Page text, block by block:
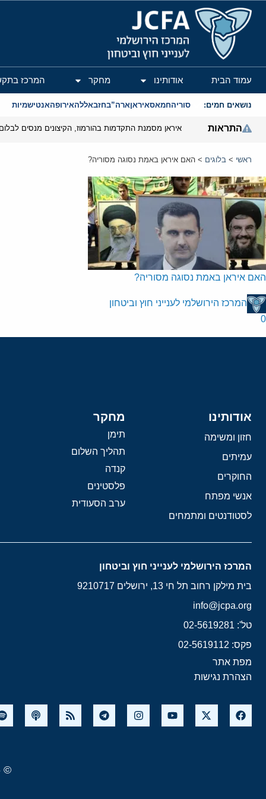
המרכז הירושלמי לענייני חוץ וביטחון
עמוד הבית אודותינו מחקר המרכז
נושאים חמים: סוריהחמאסאיראןארה”בחזבאללהאירופהאנטישמיות
התראות איראן מסמנת התקדמות בהורמוז, הקיצונים מנסים
ראשי > בלוגים > האם איראן באמת נסוגה מסוריה?
האם איראן באמת נסוגה מסוריה?
המרכז הירושלמי לענייני חוץ וביטחון
0
אודותינו
חזון ומשימה
עמיתים
החוקרים
אנשי מפתח
לסטודנטים ומתמחים
מחקר
תימן
תהליך השלום
קנדה
פלסטינים
ערב הסעודית
המרכז הירושלמי לענייני חוץ וביטחון
בית מילקן רחוב תל חי 13, ירושלים 9210717
info@jcpa.org
טל': 02-5619281
פקס: 02-5619112
מפת אתר
הצהרת נגישות
© 2026 המרכז הירושלמי לענייני חוץ וביטחון. כל הזכויות שמורות.